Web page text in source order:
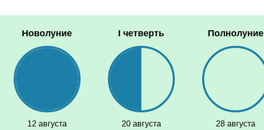
Новолуние
12 августа
I четверть
20 августа
Полнолуние
28 августа